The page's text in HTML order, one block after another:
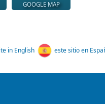
GOOGLE MAP
in English este sitio en